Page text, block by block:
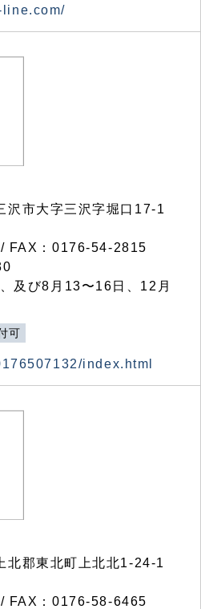
市大字三沢字堀口17-1
FAX：0176-54-2815
及び8月13〜16日、12月
可
index.html
郡東北町上北北1-24-1
FAX：0176-58-6465